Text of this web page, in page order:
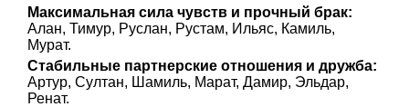
Максимальная сила чувств и прочный брак:
Алан, Тимур, Руслан, Рустам, Ильяс, Камиль,
Мурат.
Стабильные партнерские отношения и дружба:
Артур, Султан, Шамиль, Марат, Дамир, Эльдар,
Ренат.